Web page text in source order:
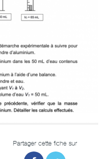
Partager cette fiche sur